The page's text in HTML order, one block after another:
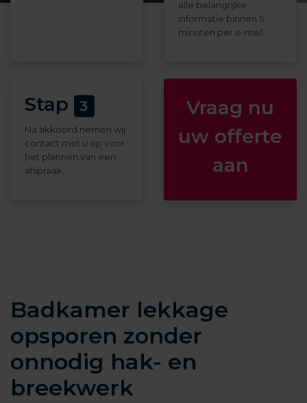
alle belangrijke
informatie binnen 5
minuten per e-mail.
Stap 3
Na akkoord nemen wij
contact met u op voor
het plannen van een
afspraak.
Vraag nu
uw offerte
aan
Badkamer lekkage
opsporen zonder
onnodig hak- en
breekwerk